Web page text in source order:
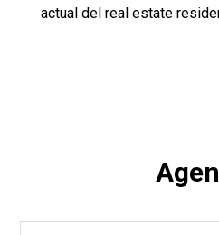
actual del real estate